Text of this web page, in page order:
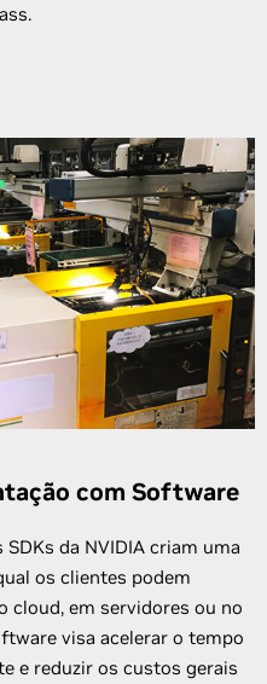
com Software
da NVIDIA criam uma
os clientes podem
cloud, em servidores ou no
visa acelerar o tempo
e reduzir os custos gerais